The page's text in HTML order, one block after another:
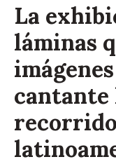
La
láminas
cantante